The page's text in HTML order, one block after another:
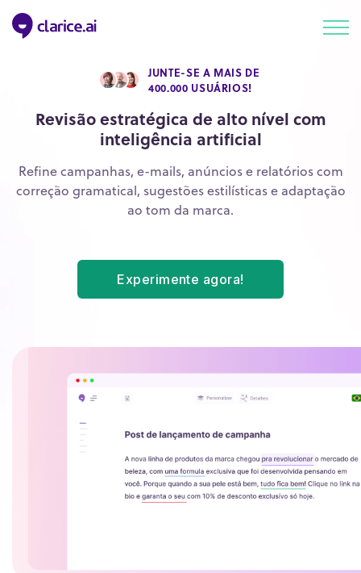
JUNTE-SE A MAIS DE
400.000 USUÁRIOS!
Revisão estratégica de alto nível com
inteligência artificial
Refine campanhas, e-mails, anúncios e relatórios com
correção gramatical, sugestões estilísticas e adaptação
ao tom da marca.
Experimente agora!